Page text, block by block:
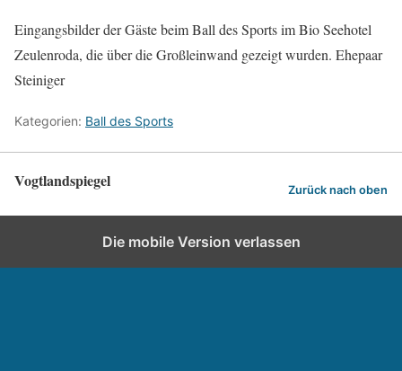
Eingangsbilder der Gäste beim Ball des Sports im Bio Seehotel
Zeulenroda, die über die Großleinwand gezeigt wurden. Ehepaar
Steiniger
Kategorien: Ball des Sports
Vogtlandspiegel Zurück nach oben
Die mobile Version verlassen